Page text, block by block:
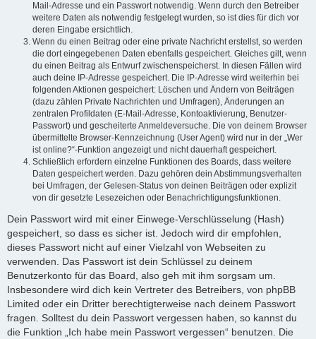
Mail-Adresse und ein Passwort notwendig. Wenn durch den Betreiber
weitere Daten als notwendig festgelegt wurden, so ist dies für dich vor
deren Eingabe ersichtlich.
Wenn du einen Beitrag oder eine private Nachricht erstellst, so werden
die dort eingegebenen Daten ebenfalls gespeichert. Gleiches gilt, wenn
du einen Beitrag als Entwurf zwischenspeicherst. In diesen Fällen wird
auch deine IP-Adresse gespeichert. Die IP-Adresse wird weiterhin bei
folgenden Aktionen gespeichert: Löschen und Ändern von Beiträgen
(dazu zählen Private Nachrichten und Umfragen), Änderungen an
zentralen Profildaten (E-Mail-Adresse, Kontoaktivierung, Benutzer-
Passwort) und gescheiterte Anmeldeversuche. Die von deinem Browser
übermittelte Browser-Kennzeichnung (User Agent) wird nur in der „Wer
ist online?“-Funktion angezeigt und nicht dauerhaft gespeichert.
Schließlich erfordern einzelne Funktionen des Boards, dass weitere
Daten gespeichert werden. Dazu gehören dein Abstimmungsverhalten
bei Umfragen, der Gelesen-Status von deinen Beiträgen oder explizit
von dir gesetzte Lesezeichen oder Benachrichtigungsfunktionen.
Dein Passwort wird mit einer Einwege-Verschlüsselung (Hash)
gespeichert, so dass es sicher ist. Jedoch wird dir empfohlen,
dieses Passwort nicht auf einer Vielzahl von Webseiten zu
verwenden. Das Passwort ist dein Schlüssel zu deinem
Benutzerkonto für das Board, also geh mit ihm sorgsam um.
Insbesondere wird dich kein Vertreter des Betreibers, von phpBB
Limited oder ein Dritter berechtigterweise nach deinem Passwort
fragen. Solltest du dein Passwort vergessen haben, so kannst du
die Funktion „Ich habe mein Passwort vergessen“ benutzen. Die